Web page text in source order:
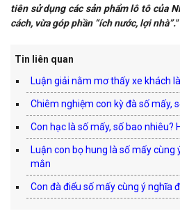
tiên sử dụng các sản phẩm lô tô của
cách, vừa góp phần “ích nước, lợi nhà”."
Tin liên quan
Luận giải nằm mơ thấy xe khách
Chiêm nghiệm con kỳ đà số mấy,
Con hạc là số mấy, số bao nhiêu?
Luận con bọ hung là số mấy cùng
mắn
Con đà điểu số mấy cùng ý nghĩa